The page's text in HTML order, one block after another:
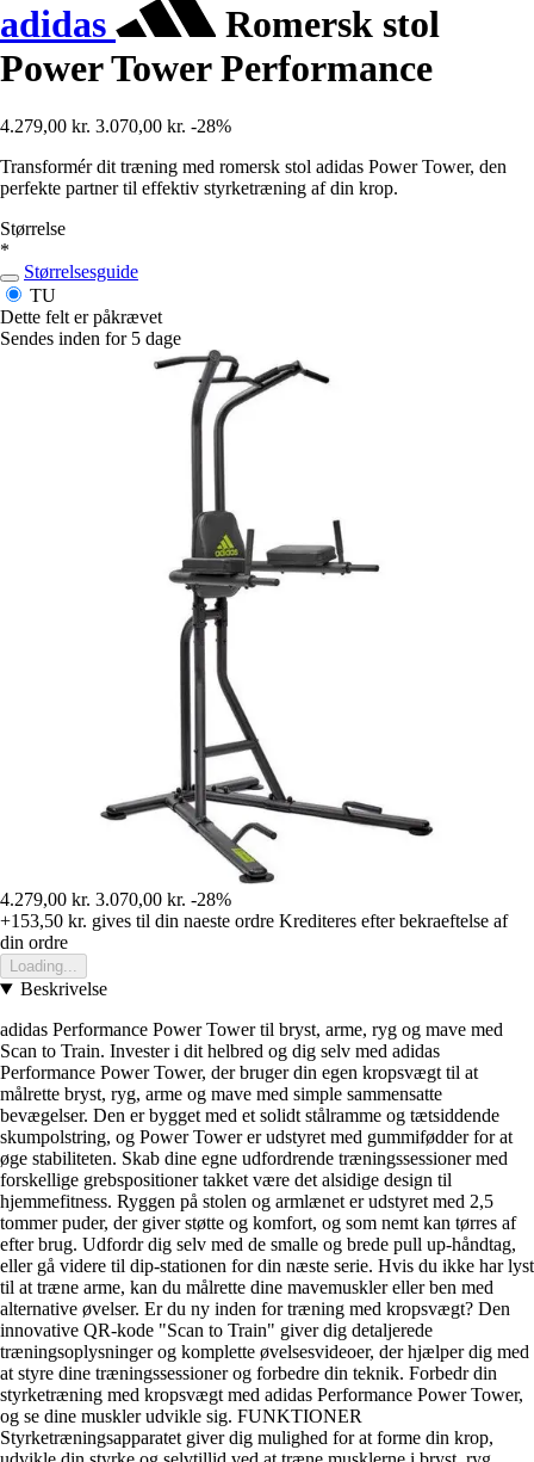
adidas
Romersk stol
Power Tower Performance
4.279,00 kr. 3.070,00 kr. -28%
Transformér dit træning med romersk stol adidas Power Tower, den
perfekte partner til effektiv styrketræning af din krop.
Størrelse
*
Størrelsesguide
TU
Dette felt er påkrævet
Sendes inden for 5 dage
4.279,00 kr. 3.070,00 kr. -28%
+153,50 kr. gives til din naeste ordre Krediteres efter bekraeftelse af
din ordre
Loading...
Beskrivelse
adidas Performance Power Tower til bryst, arme, ryg og mave med
Scan to Train. Invester i dit helbred og dig selv med adidas
Performance Power Tower, der bruger din egen kropsvægt til at
målrette bryst, ryg, arme og mave med simple sammensatte
bevægelser. Den er bygget med et solidt stålramme og tætsiddende
skumpolstring, og Power Tower er udstyret med gummifødder for at
øge stabiliteten. Skab dine egne udfordrende træningssessioner med
forskellige grebspositioner takket være det alsidige design til
hjemmefitness. Ryggen på stolen og armlænet er udstyret med 2,5
tommer puder, der giver støtte og komfort, og som nemt kan tørres af
efter brug. Udfordr dig selv med de smalle og brede pull up-håndtag,
eller gå videre til dip-stationen for din næste serie. Hvis du ikke har lyst
til at træne arme, kan du målrette dine mavemuskler eller ben med
alternative øvelser. Er du ny inden for træning med kropsvægt? Den
innovative QR-kode "Scan to Train" giver dig detaljerede
træningsoplysninger og komplette øvelsesvideoer, der hjælper dig med
at styre dine træningssessioner og forbedre din teknik. Forbedr din
styrketræning med kropsvægt med adidas Performance Power Tower,
og se dine muskler udvikle sig. FUNKTIONER
Styrketræningsapparatet giver dig mulighed for at forme din krop,